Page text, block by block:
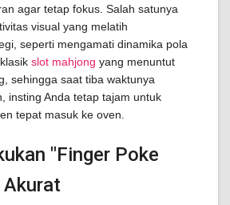
agar tetap fokus. Salah satunya
visual yang melatih
seperti mengamati dinamika pola
slot mahjong yang menuntut
sehingga saat tiba waktunya
insting Anda tetap tajam untuk
tepat masuk ke oven.
"Finger Poke